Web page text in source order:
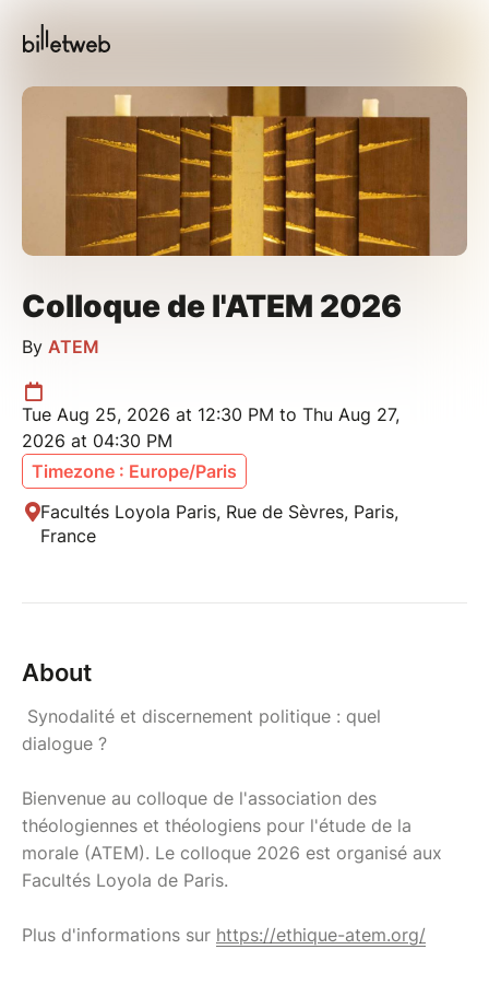
Colloque de l'ATEM 2026
By ATEM
Tue Aug 25, 2026 at 12:30 PM to Thu Aug 27,
2026 at 04:30 PM
Timezone : Europe/Paris
Facultés Loyola Paris, Rue de Sèvres, Paris,
France
About
Synodalité et discernement politique : quel
dialogue ?
Bienvenue au colloque de l'association des
théologiennes et théologiens pour l'étude de la
morale (ATEM). Le colloque 2026 est organisé aux
Facultés Loyola de Paris.
Plus d'informations sur https://ethique-atem.org/